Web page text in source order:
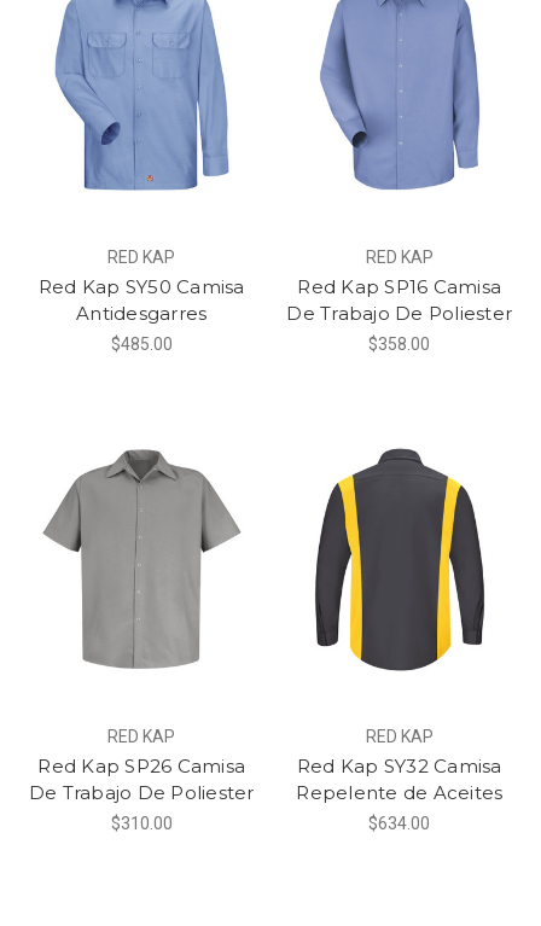
RED KAP
Red Kap SY50 Camisa
Antidesgarres
$485.00
RED KAP
Red Kap SP16 Camisa
De Trabajo De Poliester
$358.00
RED KAP
Red Kap SP26 Camisa
De Trabajo De Poliester
$310.00
RED KAP
Red Kap SY32 Camisa
Repelente de Aceites
$634.00